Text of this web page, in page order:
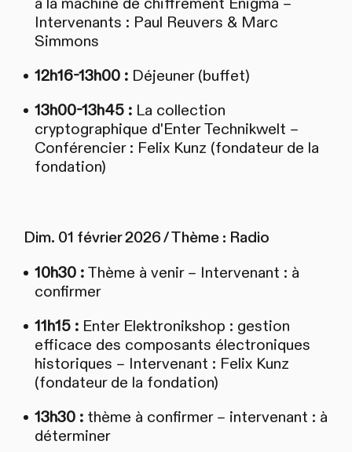
Intervenants : Paul Reuvers & Marc
Simmons
12h16-13h00 :Déjeuner (buffet)
13h00-13h45 :La collection
cryptographique d'Enter Technikwelt –
Conférencier : Felix Kunz (fondateur de la
fondation)
Dim. 01 février 2026 / Thème : Radio
10h30 :Thème à venir – Intervenant : à
confirmer
11h15 :Enter Elektronikshop : gestion
efficace des composants électroniques
historiques – Intervenant : Felix Kunz
(fondateur de la fondation)
13h30 :thème à confirmer – intervenant : à
déterminer